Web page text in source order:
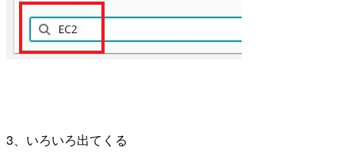
3、いろいろ出てくる